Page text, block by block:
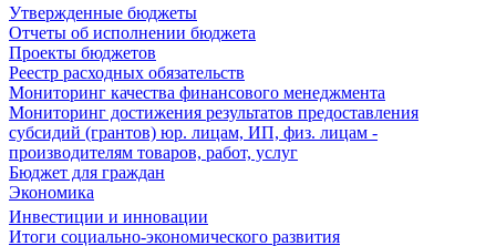
Утвержденные бюджеты
Отчеты об исполнении бюджета
Проекты бюджетов
Реестр расходных обязательств
Мониторинг качества финансового менеджмента
Мониторинг достижения результатов предоставления
субсидий (грантов) юр. лицам, ИП, физ. лицам -
производителям товаров, работ, услуг
Бюджет для граждан
Экономика
Инвестиции и инновации
Итоги социально-экономического развития